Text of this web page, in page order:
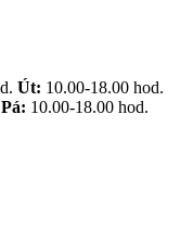
Út: 10.00-18.00 hod.
Pá: 10.00-18.00 hod.